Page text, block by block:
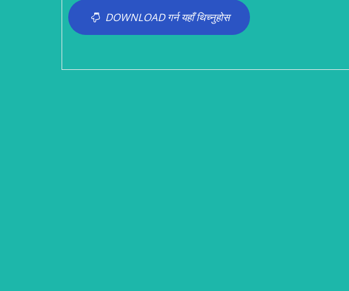
DOWNLOAD गर्न यहाँ थिच्नुहोस